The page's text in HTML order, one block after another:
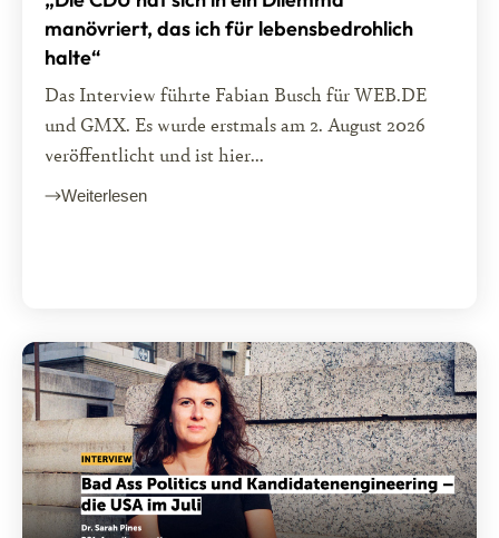
manövriert, das ich für lebensbedrohlich
halte“
Das Interview führte Fabian Busch für WEB.DE
und GMX. Es wurde erstmals am 2. August 2026
veröffentlicht und ist hier...
Weiterlesen